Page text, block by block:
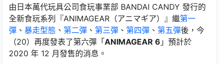
由日本萬代玩具公司食玩事業部 BANDAI CANDY 發行的
全新食玩系列『ANIMAGEAR（アニマギア）』繼第一
彈 、 暴走型態 、 第二彈 、 第三彈 、 第四彈 、 第五彈後，今
（20）再度發表了第六彈「ANIMAGEAR 6 」預計於
2020 年 12 月發售的消息。